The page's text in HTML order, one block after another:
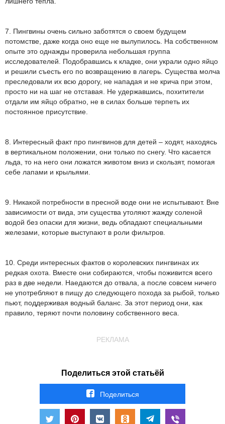
7. Пингвины очень сильно заботятся о своем будущем
потомстве, даже когда оно еще не вылупилось. На собственном
опыте это однажды проверила небольшая группа
исследователей. Подобравшись к кладке, они украли одно яйцо
и решили съесть его по возвращению в лагерь. Существа молча
преследовали их всю дорогу, не нападая и не крича при этом,
просто ни на шаг не отставая. Не удержавшись, похитители
отдали им яйцо обратно, не в силах больше терпеть их
постоянное присутствие.
8. Интересный факт про пингвинов для детей – ходят, находясь
в вертикальном положении, они только по снегу. Что касается
льда, то на него они ложатся животом вниз и скользят, помогая
себе лапами и крыльями.
9. Никакой потребности в пресной воде они не испытывают. Вне
зависимости от вида, эти существа утоляют жажду соленой
водой без опаски для жизни, ведь обладают специальными
железами, которые выступают в роли фильтров.
10. Среди интересных фактов о королевских пингвинах их
редкая охота. Вместе они собираются, чтобы поживится всего
раз в две недели. Наедаются до отвала, а после совсем ничего
не употребляют в пищу до следующего похода за рыбой, только
пьют, поддерживая водный баланс. За этот период они, как
правило, теряют почти половину собственного веса.
РЕКЛАМА
Поделиться этой статьёй
Поделиться